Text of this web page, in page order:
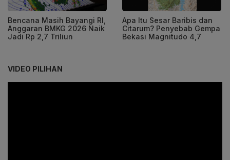
Bencana Masih Bayangi RI,
Anggaran BMKG 2026 Naik
Jadi Rp 2,7 Triliun
Apa Itu Sesar Baribis dan
Citarum? Penyebab Gempa
Bekasi Magnitudo 4,7
VIDEO PILIHAN